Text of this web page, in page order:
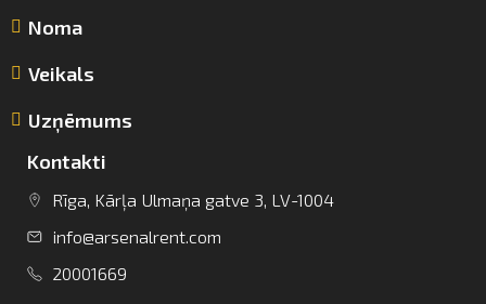
info@arsenalrent.com
+37120001669
Noma
Veikals
Uzņēmums
Kontakti
Rīga, Kārļa Ulmaņa gatve 3, LV-1004
info@arsenalrent.com
20001669